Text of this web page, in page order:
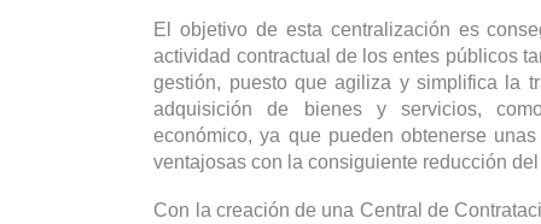
El objetivo de esta centralización es
actividad contractual de los entes públicos
gestión, puesto que agiliza y simplifica la
adquisición de bienes y servicios,
económico, ya que pueden obtenerse
ventajosas con la consiguiente reducción
Con la creación de una Central de